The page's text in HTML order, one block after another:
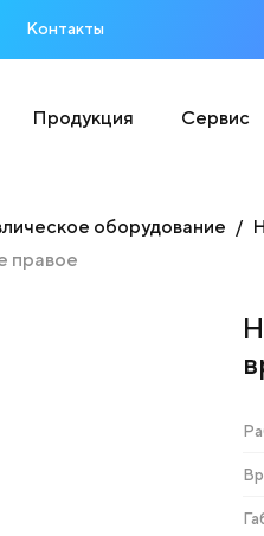
Контакты
Продукция Сервис
оборудование
правое